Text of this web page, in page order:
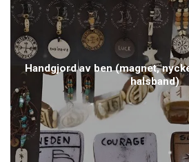
Handgjord av ben (magnet,
halsband)